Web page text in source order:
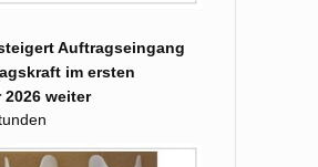
Auftragseingang
im ersten
2026 weiter